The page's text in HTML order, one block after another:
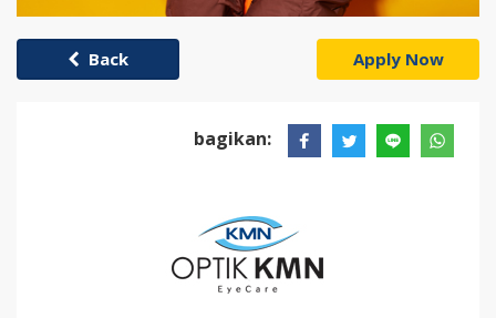
Back Apply Now
bagikan: